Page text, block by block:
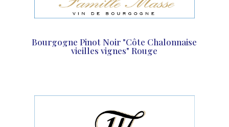
Bourgogne Pinot Noir "Côte Chalonnaise
vieilles vignes" Rouge